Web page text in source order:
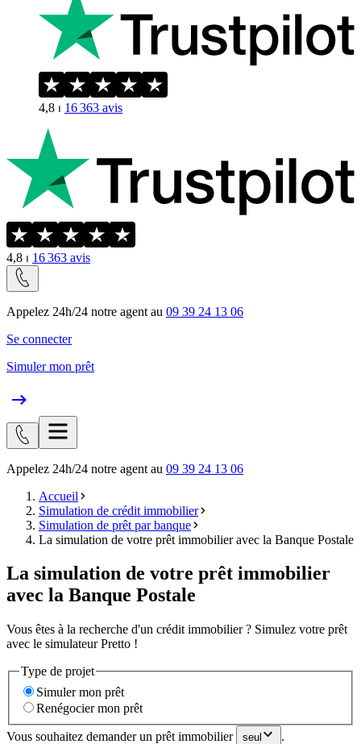
4,8 ⏐ 16 363 avis
4,8 ⏐ 16 363 avis
Appelez 24h/24 notre agent au 09 39 24 13 06
Se connecter
Simuler mon prêt
Appelez 24h/24 notre agent au 09 39 24 13 06
Accueil
Simulation de crédit immobilier
Simulation de prêt par banque
La simulation de votre prêt immobilier avec la Banque Postale
La simulation de votre prêt immobilier
avec la Banque Postale
Vous êtes à la recherche d'un crédit immobilier ? Simulez votre prêt
avec le simulateur Pretto !
Type de projet
Simuler mon prêt
Renégocier mon prêt
Vous souhaitez demander un prêt immobilier seul
.